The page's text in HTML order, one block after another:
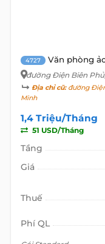
4727 Văn phòng
đường Điện Biên Phủ
Địa chỉ cũ:đường Điện
Minh
1,4 Triệu/Tháng
51 USD/Tháng
Tầng
Giá
Thuế
Phí QL